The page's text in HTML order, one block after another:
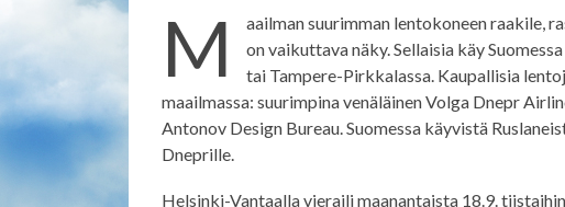
M
aailman suurimman lentokoneen raakile,
on vaikuttava näky. Sellaisia käy
tai Tampere-Pirkkalassa. Kaupallisia
maailmassa: suurimpina venäläinen Volga Dnepr
Antonov Design Bureau. Suomessa käyvistä
Dneprille.
Helsinki-Vantaalla vieraili maanantaista 18.9.